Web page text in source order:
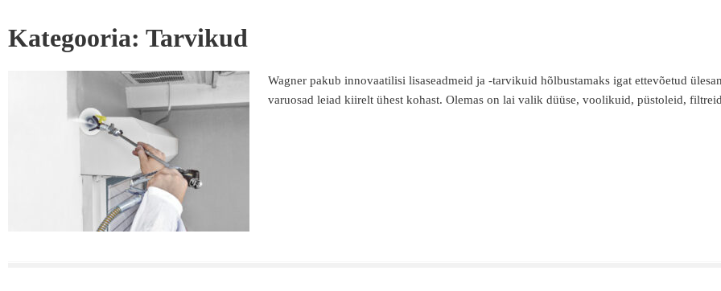
Kategooria: Tarvikud
Wagner pakub innovaatilisi lisaseadmeid ja -tarvikuid hõlbustamaks igat ettevõetud
varuosad leiad kiirelt ühest kohast. Olemas on lai valik düüse, voolikuid, püstoleid,